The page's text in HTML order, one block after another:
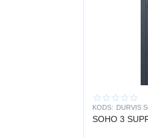
KODS: DURVIS
SOHO 3